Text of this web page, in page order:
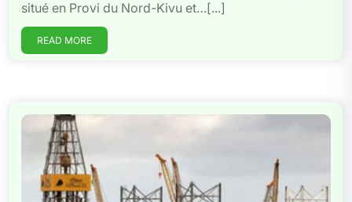
situé en Provi du Nord-Kivu et…[...]
READ MORE